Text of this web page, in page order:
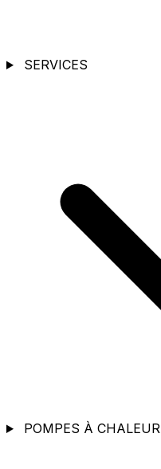
SERVICES
POMPES À CHALEUR